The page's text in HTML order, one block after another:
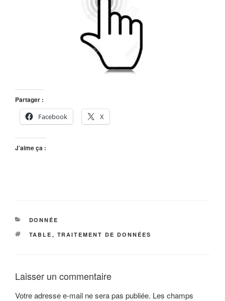
Partager :
Facebook
X
J’aime ça :
CATÉGORIES
DONNÉE
ÉTIQUETTES
TABLE , TRAITEMENT DE DONNÉES
Laisser un commentaire
Votre adresse e-mail ne sera pas publiée. Les champs